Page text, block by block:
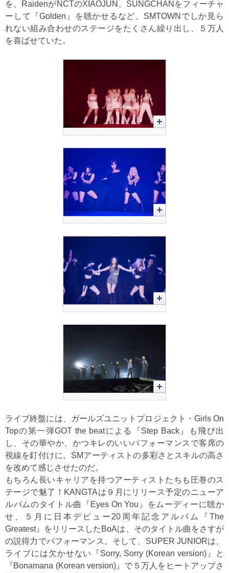
を、RaidenがNCTのXIAOJUN、SUNGCHANをフィーチャ
ーして『Golden』を聴かせるなど、SMTOWNでしか見ら
れない組み合わせのステージをたくさん繰り出し、５万人
を喜ばせていた。
ライブ終盤には、ガールズユニットプロジェクト・Girls On
Topの第一弾GOT the beatによる『Step Back』も飛び出
し、その華やか、かつキレのいいパフォーマンスで客席の
視線を釘付けに。SMアーティストの多彩さとスキルの高さ
を改めて感じさせたのだ。
もちろん長いキャリアを持つアーティストたちも圧巻のス
テージで魅了！KANGTAは９月にリリース予定のニューア
ルバムのタイトル曲『Eyes On You』をムーディーに聴か
せ、５月に日本デビュー20周年記念アルバム『The
Greatest』をリリースしたBoAは、そのタイトル曲をさすが
の説得力でパフォーマンス。そして、SUPER JUNIORは、
ライブには欠かせない『Sorry, Sorry (Korean version)』と
『Bonamana (Korean version)』で５万人をヒートアップさ